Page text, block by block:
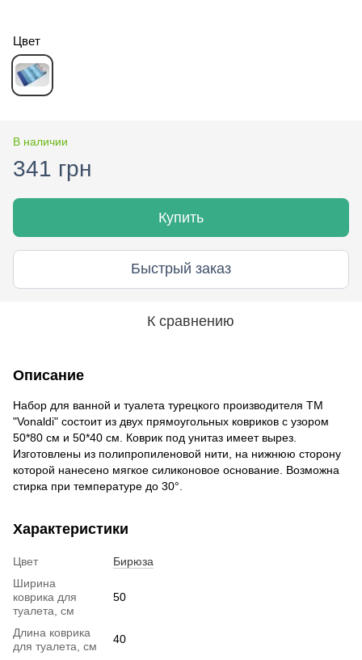
Цвет
В наличии
341 грн
Купить
Быстрый заказ
К сравнению
Описание
Набор для ванной и туалета турецкого производителя ТМ
"Vonaldi" состоит из двух прямоугольных ковриков с узором
50*80 см и 50*40 см. Коврик под унитаз имеет вырез.
Изготовлены из полипропиленовой нити, на нижнюю сторону
которой нанесено мягкое силиконовое основание. Возможна
стирка при температуре до 30°.
Характеристики
Цвет
Бирюза
Ширина
коврика для
туалета, см
50
Длина коврика
для туалета, см
40